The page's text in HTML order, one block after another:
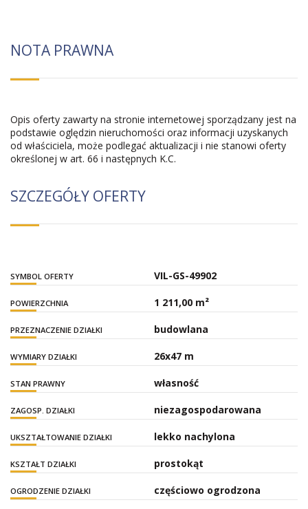
NOTA PRAWNA
Opis oferty zawarty na stronie internetowej sporządzany jest na
podstawie oględzin nieruchomości oraz informacji uzyskanych
od właściciela, może podlegać aktualizacji i nie stanowi oferty
określonej w art. 66 i następnych K.C.
SZCZEGÓŁY OFERTY
SYMBOL OFERTY VIL-GS-49902
POWIERZCHNIA 1 211,00 m²
PRZEZNACZENIE DZIAŁKI budowlana
WYMIARY DZIAŁKI 26x47 m
STAN PRAWNY własność
ZAGOSP. DZIAŁKI niezagospodarowana
UKSZTAŁTOWANIE DZIAŁKI lekko nachylona
KSZTAŁT DZIAŁKI prostokąt
OGRODZENIE DZIAŁKI częściowo ogrodzona